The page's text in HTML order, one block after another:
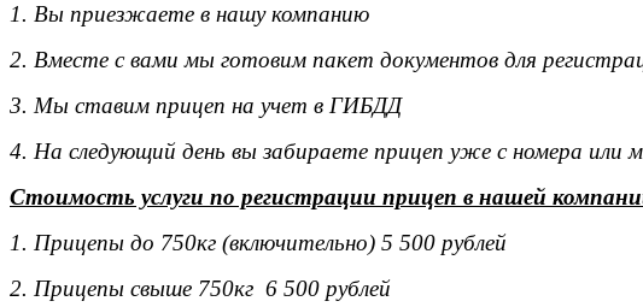
1. Вы приезжаете в нашу компанию
2. Вместе с вами мы готовим пакет документов для
3. Мы ставим прицеп на учет в ГИБДД
4. На следующий день вы забираете прицеп уже с номера
Стоимость услуги по регистрации прицеп в нашей
1. Прицепы до 750кг (включительно) 5 500 рублей
2. Прицепы свыше 750кг 6 500 рублей